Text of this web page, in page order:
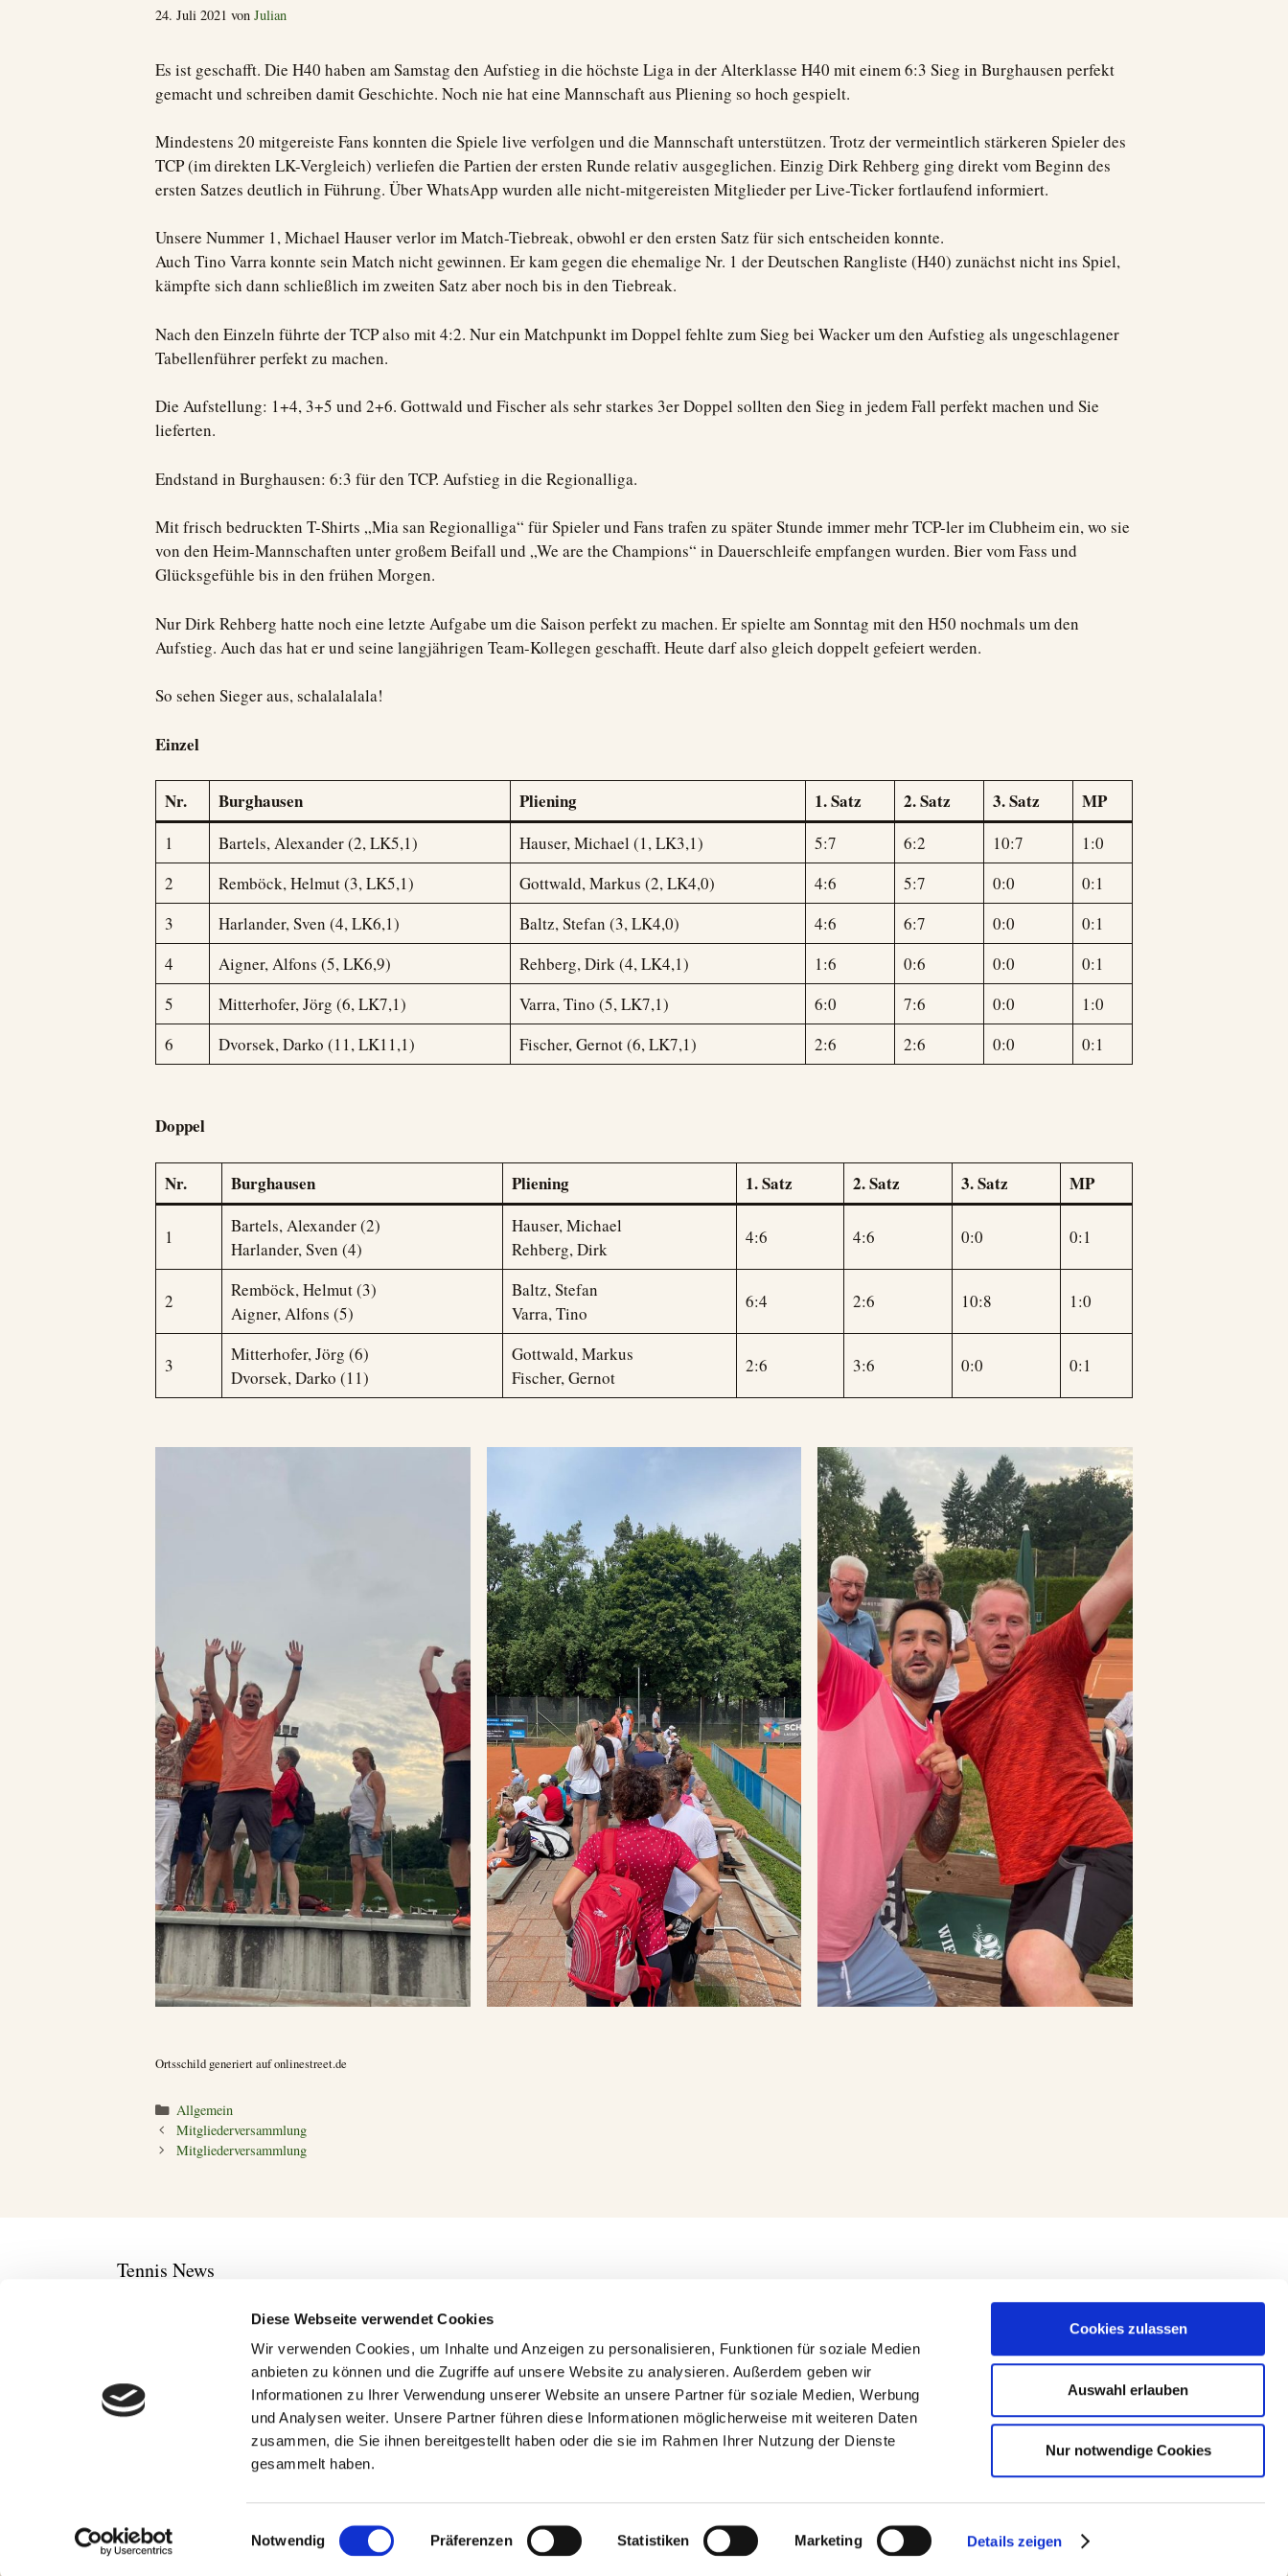
Diese Webseite verwendet Cookies
Wir verwenden Cookies, um Inhalte und Anzeigen zu personalisieren, Funktionen für soziale Medien
anbieten zu können und die Zugriffe auf unsere Website zu analysieren. Außerdem geben wir
Informationen zu Ihrer Verwendung unserer Website an unsere Partner für soziale Medien, Werbung
und Analysen weiter. Unsere Partner führen diese Informationen möglicherweise mit weiteren Daten
zusammen, die Sie ihnen bereitgestellt haben oder die sie im Rahmen Ihrer Nutzung der Dienste
gesammelt haben.
Einwilligungsauswahl
Notwendig Präferenzen Statistiken Marketing Details zeigen
Cookies zulassen
Auswahl erlauben
Nur notwendige Cookies
24. Juli 2021 von Julian
Es ist geschafft. Die H40 haben am Samstag den Aufstieg in die höchste Liga in der Alterklasse H40 mit einem 6:3 Sieg in Burghausen perfekt
gemacht und schreiben damit Geschichte. Noch nie hat eine Mannschaft aus Pliening so hoch gespielt.
Mindestens 20 mitgereiste Fans konnten die Spiele live verfolgen und die Mannschaft unterstützen. Trotz der vermeintlich stärkeren Spieler des
TCP (im direkten LK-Vergleich) verliefen die Partien der ersten Runde relativ ausgeglichen. Einzig Dirk Rehberg ging direkt vom Beginn des
ersten Satzes deutlich in Führung. Über WhatsApp wurden alle nicht-mitgereisten Mitglieder per Live-Ticker fortlaufend informiert.
Unsere Nummer 1, Michael Hauser verlor im Match-Tiebreak, obwohl er den ersten Satz für sich entscheiden konnte.
Auch Tino Varra konnte sein Match nicht gewinnen. Er kam gegen die ehemalige Nr. 1 der Deutschen Rangliste (H40) zunächst nicht ins Spiel,
kämpfte sich dann schließlich im zweiten Satz aber noch bis in den Tiebreak.
Nach den Einzeln führte der TCP also mit 4:2. Nur ein Matchpunkt im Doppel fehlte zum Sieg bei Wacker um den Aufstieg als ungeschlagener
Tabellenführer perfekt zu machen.
Die Aufstellung: 1+4, 3+5 und 2+6. Gottwald und Fischer als sehr starkes 3er Doppel sollten den Sieg in jedem Fall perfekt machen und Sie
lieferten.
Endstand in Burghausen: 6:3 für den TCP. Aufstieg in die Regionalliga.
Mit frisch bedruckten T-Shirts „Mia san Regionalliga“ für Spieler und Fans trafen zu später Stunde immer mehr TCP-ler im Clubheim ein, wo sie
von den Heim-Mannschaften unter großem Beifall und „We are the Champions“ in Dauerschleife empfangen wurden. Bier vom Fass und
Glücksgefühle bis in den frühen Morgen.
Nur Dirk Rehberg hatte noch eine letzte Aufgabe um die Saison perfekt zu machen. Er spielte am Sonntag mit den H50 nochmals um den
Aufstieg. Auch das hat er und seine langjährigen Team-Kollegen geschafft. Heute darf also gleich doppelt gefeiert werden.
So sehen Sieger aus, schalalalala!
Einzel
Nr. Burghausen Pliening 1. Satz 2. Satz 3. Satz MP
1 Bartels, Alexander (2, LK5,1) Hauser, Michael (1, LK3,1) 5:7 6:2 10:7
1:0
2
Remböck, Helmut (3, LK5,1) Gottwald, Markus (2, LK4,0) 4:6 5:7 0:0
0:1
3
Harlander, Sven (4, LK6,1) Baltz, Stefan (3, LK4,0) 4:6 6:7 0:0
0:1
4
Aigner, Alfons (5, LK6,9) Rehberg, Dirk (4, LK4,1) 1:6 0:6 0:0
0:1
5
Mitterhofer, Jörg (6, LK7,1) Varra, Tino (5, LK7,1) 6:0 7:6 0:0
1:0
6
Dvorsek, Darko (11, LK11,1) Fischer, Gernot (6, LK7,1) 2:6 2:6 0:0 0:1
Doppel
Nr. Burghausen Pliening 1. Satz 2. Satz 3. Satz MP
1
Bartels, Alexander (2)
Harlander, Sven (4)
Hauser, Michael
Rehberg, Dirk
4:6 4:6 0:0 0:1
2
Remböck, Helmut (3)
Aigner, Alfons (5)
Baltz, Stefan
Varra, Tino
6:4 2:6 10:8 1:0
3
Mitterhofer, Jörg (6)
Dvorsek, Darko (11)
Gottwald, Markus
Fischer, Gernot
2:6 3:6 0:0 0:1
Ortsschild generiert auf onlinestreet.de
Kategorien
Allgemein
Mitgliederversammlung
Mitgliederversammlung
Tennis News
Jannik Sinner ist offenbar bereit für Cincinnati
Offiziell: Alexander Zverev bereits für die ATP Finals qualifiziert
ATP-Coach Jan de Witt: „Zizou Bergs hat sich in jedem Aspekt verbessert“
ATP Masters Montreal: Jodar schlägt Musetti erneut, Tiafoe muss
WTA Toronto: Sabalenka souverän, Potapova gegen Svitolina chancenlos
© 2026 Tennis-Club Pliening e.V.• Erstellt mit GeneratePress